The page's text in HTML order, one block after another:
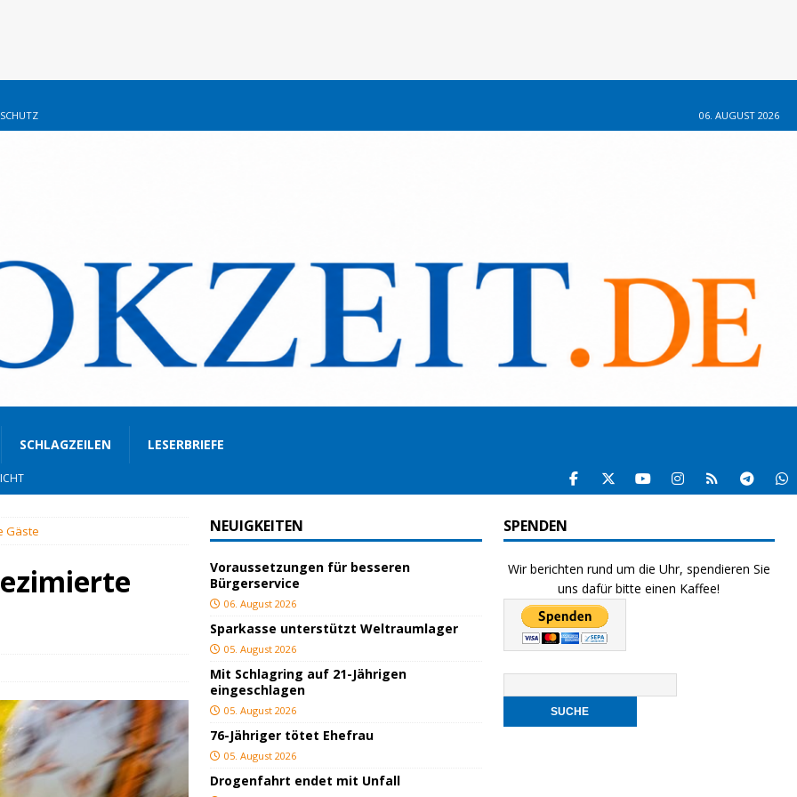
06. AUGUST 2026
SCHLAGZEILEN LESERBRIEFE
BLAULICHT
Gäste NEUIGKEITEN
Voraussetzungen für besseren
Bürgerservice
06. August 2026
Sparkasse unterstützt Weltraumlager
05. August 2026
Mit Schlagring auf 21-Jährigen
eingeschlagen
05. August 2026
76-Jähriger tötet Ehefrau
05. August 2026
Drogenfahrt endet mit Unfall
SPENDEN
Wir berichten rund um die Uhr, spendieren Sie
uns dafür bitte einen Kaffee!